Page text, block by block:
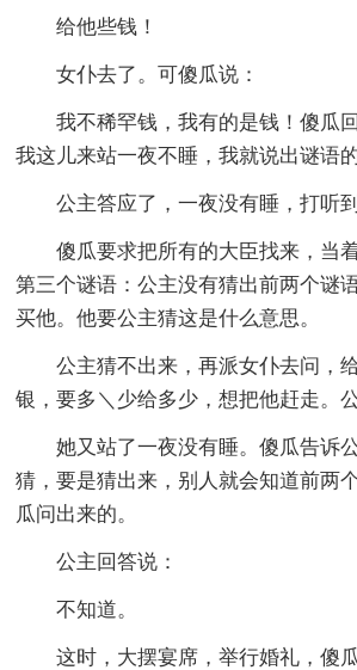
给他些钱！
女仆去了。可傻瓜说：
我不稀罕钱，我有的是钱！傻瓜
我这儿来站一夜不睡，我就说出谜语的
公主答应了，一夜没有睡，打听
傻瓜要求把所有的大臣找来，当
第三个谜语：公主没有猜出前两个谜
买他。他要公主猜这是什么意思。
公主猜不出来，再派女仆去问，
银，要多＼少给多少，想把他赶走。
她又站了一夜没有睡。傻瓜告诉
猜，要是猜出来，别人就会知道前两
瓜问出来的。
公主回答说：
不知道。
这时，大摆宴席，举行婚礼，傻